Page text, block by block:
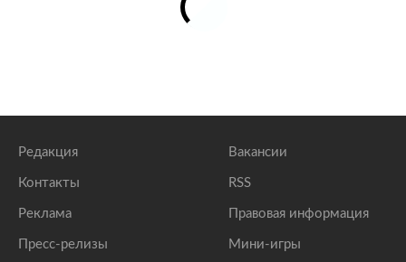
Редакция
Контакты
Реклама
Пресс-релизы
Вакансии
RSS
Правовая информация
Мини-игры